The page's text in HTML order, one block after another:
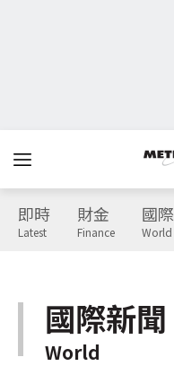
即時
Latest
財金
Finance
國際
World
國際新聞
World